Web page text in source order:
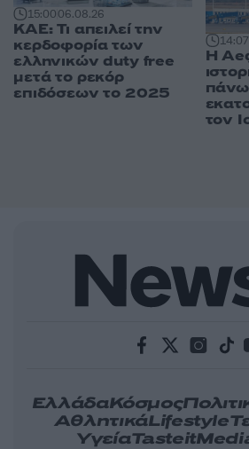
15:0006.08.26
ΚΑΕ: Τι απειλεί την
κερδοφορία των
ελληνικών duty free
μετά το ρεκόρ
επιδόσεων το 2025
14:07
Η
τον
ΕλλάδαΚόσμος
ΑθλητικάLifestyle
ΥγείαTasteit